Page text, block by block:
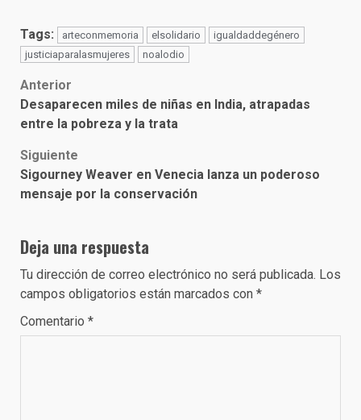
Tags: arteconmemoria elsolidario
igualdaddegénero
justiciaparalasmujeres
noalodio
Post
navigation
Anterior
Desaparecen miles de niñas en India, atrapadas
entre la pobreza y la trata
Siguiente
Sigourney Weaver en Venecia lanza un poderoso
mensaje por la conservación
Deja una respuesta
Tu dirección de correo electrónico no será publicada. Los
campos obligatorios están marcados con *
Comentario *